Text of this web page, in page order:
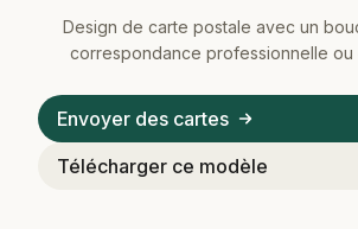
Design de carte postale avec un
correspondance professionnelle ou
Envoyer des cartes
Télécharger ce modèle